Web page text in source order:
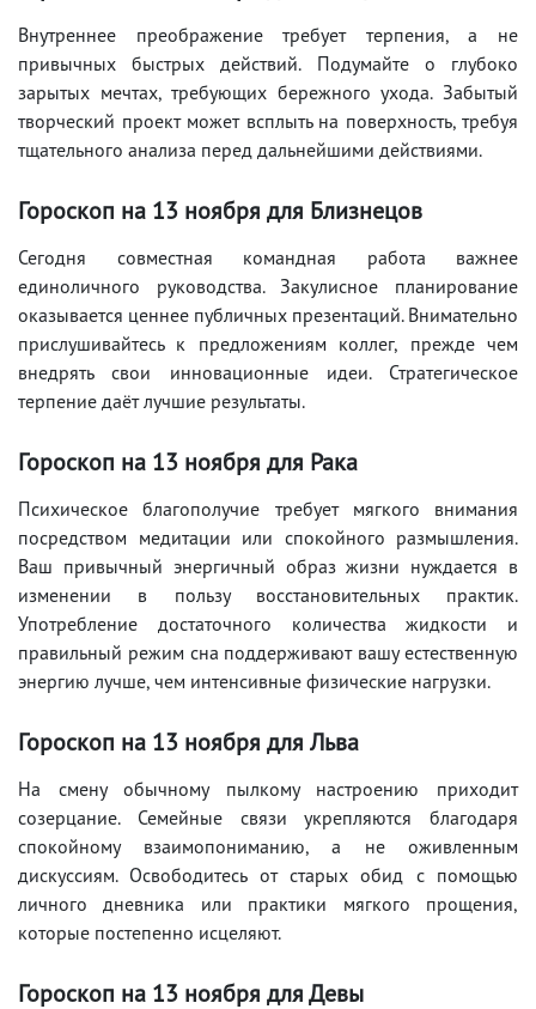
Внутреннее преображение требует терпения, а не
привычных быстрых действий. Подумайте о глубоко
зарытых мечтах, требующих бережного ухода. Забытый
творческий проект может всплыть на поверхность, требуя
тщательного анализа перед дальнейшими действиями.
Гороскоп на 13 ноября для Близнецов
Сегодня совместная командная работа важнее
единоличного руководства. Закулисное планирование
оказывается ценнее публичных презентаций. Внимательно
прислушивайтесь к предложениям коллег, прежде чем
внедрять свои инновационные идеи. Стратегическое
терпение даёт лучшие результаты.
Гороскоп на 13 ноября для Рака
Психическое благополучие требует мягкого внимания
посредством медитации или спокойного размышления.
Ваш привычный энергичный образ жизни нуждается в
изменении в пользу восстановительных практик.
Употребление достаточного количества жидкости и
правильный режим сна поддерживают вашу естественную
энергию лучше, чем интенсивные физические нагрузки.
Гороскоп на 13 ноября для Льва
На смену обычному пылкому настроению приходит
созерцание. Семейные связи укрепляются благодаря
спокойному взаимопониманию, а не оживленным
дискуссиям. Освободитесь от старых обид с помощью
личного дневника или практики мягкого прощения,
которые постепенно исцеляют.
Гороскоп на 13 ноября для Девы